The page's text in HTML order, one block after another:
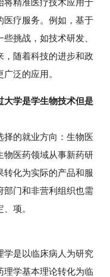
精准医疗技术应用于
医疗服务。例如，基于
挑战，如技术研发、
，随着科技的进步和政
泛的应用。
大学是学生物技术但是
的就业方向：生物医
物医药领域从事新药研
转化为实际的产品和服
部门和非营利组织也需
项。
是以临床病人为研究
理学基本理论转化为临